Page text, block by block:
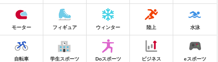
モーター フィギュア ウィンター 陸上 水泳
自転車 学生スポーツ Doスポーツ ビジネス eスポーツ